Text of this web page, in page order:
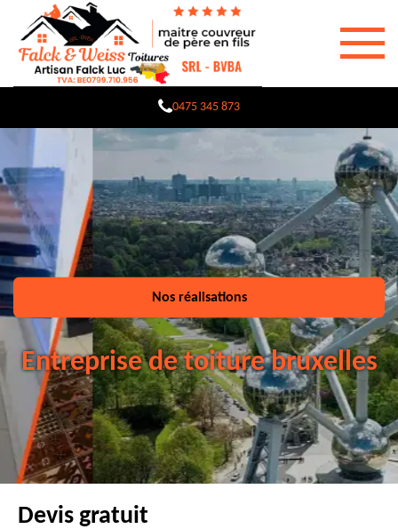
0475 345 873
Nos réalisations
Entreprise de toiture bruxelles
Devis gratuit